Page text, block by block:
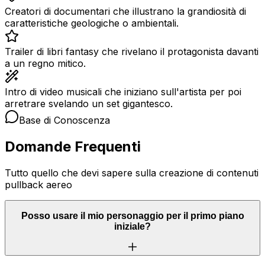
Creatori di documentari che illustrano la grandiosità di
caratteristiche geologiche o ambientali.
Trailer di libri fantasy che rivelano il protagonista davanti
a un regno mitico.
Intro di video musicali che iniziano sull'artista per poi
arretrare svelando un set gigantesco.
Base di Conoscenza
Domande Frequenti
Tutto quello che devi sapere sulla creazione di contenuti
pullback aereo
Posso usare il mio personaggio per il primo piano
iniziale?